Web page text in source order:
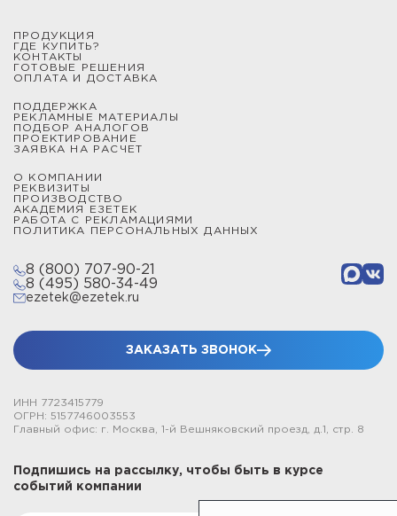
ПРОДУКЦИЯ
ГДЕ КУПИТЬ?
КОНТАКТЫ
ГОТОВЫЕ РЕШЕНИЯ
ОПЛАТА И ДОСТАВКА
ПОДДЕРЖКА
РЕКЛАМНЫЕ МАТЕРИАЛЫ
ПОДБОР АНАЛОГОВ
ПРОЕКТИРОВАНИЕ
ЗАЯВКА НА РАСЧЕТ
О КОМПАНИИ
РЕКВИЗИТЫ
ПРОИЗВОДСТВО
АКАДЕМИЯ ЕЗЕТЕК
РАБОТА С РЕКЛАМАЦИЯМИ
ПОЛИТИКА ПЕРСОНАЛЬНЫХ ДАННЫХ
8 (800) 707-90-21
8 (495) 580-34-49
ezetek@ezetek.ru
ЗАКАЗАТЬ ЗВОНОК
ИНН 7723415779
ОГРН: 5157746003553
Главный офис: г. Москва, 1-й Вешняковский проезд, д.1, стр. 8
Подпишись на рассылку, чтобы быть в курсе
событий компании